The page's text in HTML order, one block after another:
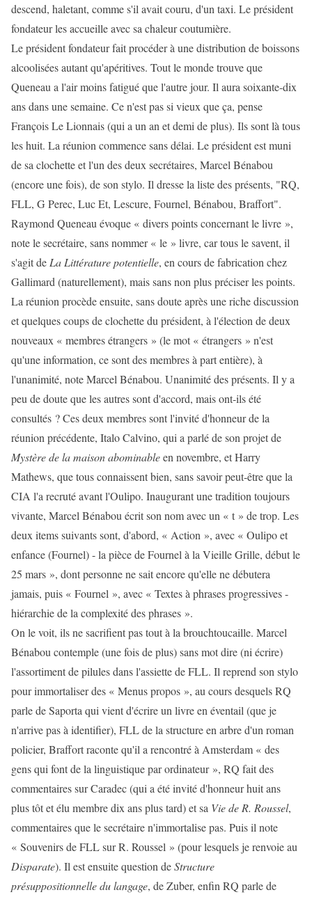
descend, haletant, comme s'il avait couru, d'un taxi. Le président
fondateur les accueille avec sa chaleur coutumière.
Le président fondateur fait procéder à une distribution de boissons
alcoolisées autant qu'apéritives. Tout le monde trouve que
Queneau a l'air moins fatigué que l'autre jour. Il aura soixante-dix
ans dans une semaine. Ce n'est pas si vieux que ça, pense
François Le Lionnais (qui a un an et demi de plus). Ils sont là tous
les huit. La réunion commence sans délai. Le président est muni
de sa clochette et l'un des deux secrétaires, Marcel Bénabou
(encore une fois), de son stylo. Il dresse la liste des présents, "RQ,
FLL, G Perec, Luc Et, Lescure, Fournel, Bénabou, Braffort".
Raymond Queneau évoque « divers points concernant le livre »,
note le secrétaire, sans nommer « le » livre, car tous le savent, il
s'agit de La Littérature potentielle, en cours de fabrication chez
Gallimard (naturellement), mais sans non plus préciser les points.
La réunion procède ensuite, sans doute après une riche discussion
et quelques coups de clochette du président, à l'élection de deux
nouveaux « membres étrangers » (le mot « étrangers » n'est
qu'une information, ce sont des membres à part entière), à
l'unanimité, note Marcel Bénabou. Unanimité des présents. Il y a
peu de doute que les autres sont d'accord, mais ont-ils été
consultés ? Ces deux membres sont l'invité d'honneur de la
réunion précédente, Italo Calvino, qui a parlé de son projet de
Mystère de la maison abominableen novembre, et Harry
Mathews, que tous connaissent bien, sans savoir peut-être que la
CIA l'a recruté avant l'Oulipo. Inaugurant une tradition toujours
vivante, Marcel Bénabou écrit son nom avec un « t » de trop. Les
deux items suivants sont, d'abord, « Action », avec « Oulipo et
enfance (Fournel) - la pièce de Fournel à la Vieille Grille, début le
25 mars », dont personne ne sait encore qu'elle ne débutera
jamais, puis « Fournel », avec « Textes à phrases progressives -
hiérarchie de la complexité des phrases ».
On le voit, ils ne sacrifient pas tout à la brouchtoucaille. Marcel
Bénabou contemple (une fois de plus) sans mot dire (ni écrire)
l'assortiment de pilules dans l'assiette de FLL. Il reprend son stylo
pour immortaliser des « Menus propos », au cours desquels RQ
parle de Saporta qui vient d'écrire un livre en éventail (que je
n'arrive pas à identifier), FLL de la structure en arbre d'un roman
policier, Braffort raconte qu'il a rencontré à Amsterdam « des
gens qui font de la linguistique par ordinateur », RQ fait des
commentaires sur Caradec (qui a été invité d'honneur huit ans
plus tôt et élu membre dix ans plus tard) et sa Vie de R. Roussel,
commentaires que le secrétaire n'immortalise pas. Puis il note
« Souvenirs de FLL sur R. Roussel » (pour lesquels je renvoie au
Disparate). Il est ensuite question deStructure
présuppositionnelle du langage, de Zuber, enfin RQ parle de